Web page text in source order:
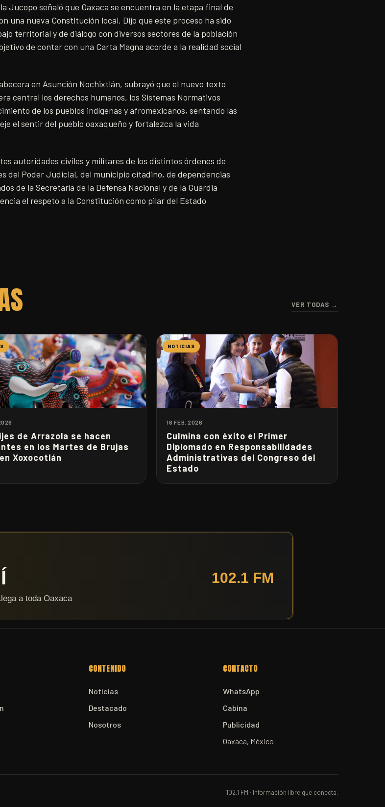
Jucopo señaló que Oaxaca se encuentra en la etapa final de
una nueva Constitución local. Dijo que este proceso ha sido
territorial y de diálogo con diversos sectores de la población
de contar con una Carta Magna acorde a la realidad social
en Asunción Nochixtlán, subrayó que el nuevo texto
central los derechos humanos, los Sistemas Normativos
de los pueblos indígenas y afromexicanos, sentando las
el sentir del pueblo oaxaqueño y fortalezca la vida
autoridades civiles y militares de los distintos órdenes de
del Poder Judicial, del municipio citadino, de dependencias
de la Secretaría de la Defensa Nacional y de la Guardia
el respeto a la Constitución como pilar del Estado
VER TODAS →
de Arrazola se hacen
en los Martes de Brujas
Xoxocotlán
NOTICIAS
16 FEB. 2026
Culmina con éxito el Primer
Diplomado en Responsabilidades
Administrativas del Congreso del
Estado
CONTENIDO
Noticias
Destacado
Nosotros
CONTACTO
WhatsApp
Cabina
Publicidad
Oaxaca, México
102.1 FM · Información libre que conecta.